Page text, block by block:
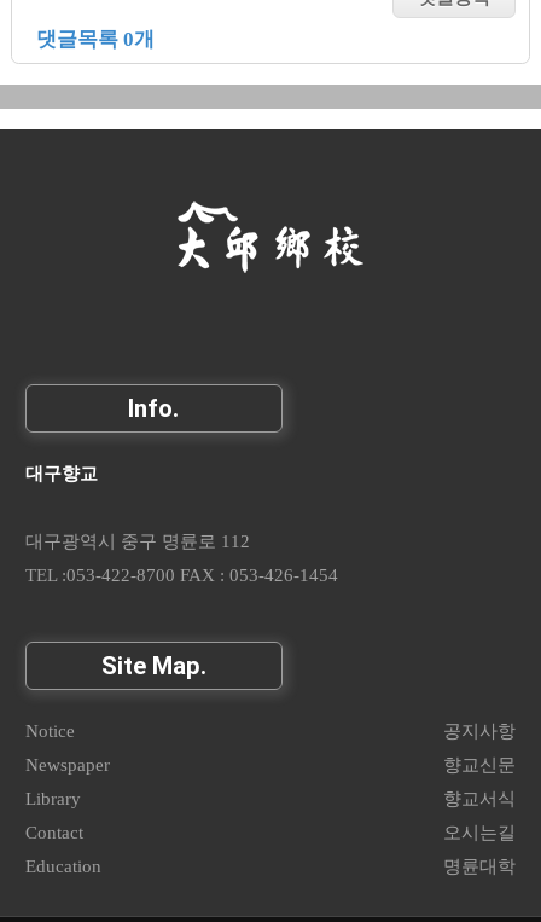
댓글목록 0개
Info.
대구향교
대구광역시 중구 명륜로 112
TEL :053-422-8700 FAX : 053-426-1454
Site Map.
Notice
공지사항
Newspaper
향교신문
Library
향교서식
Contact
오시는길
Education
명륜대학